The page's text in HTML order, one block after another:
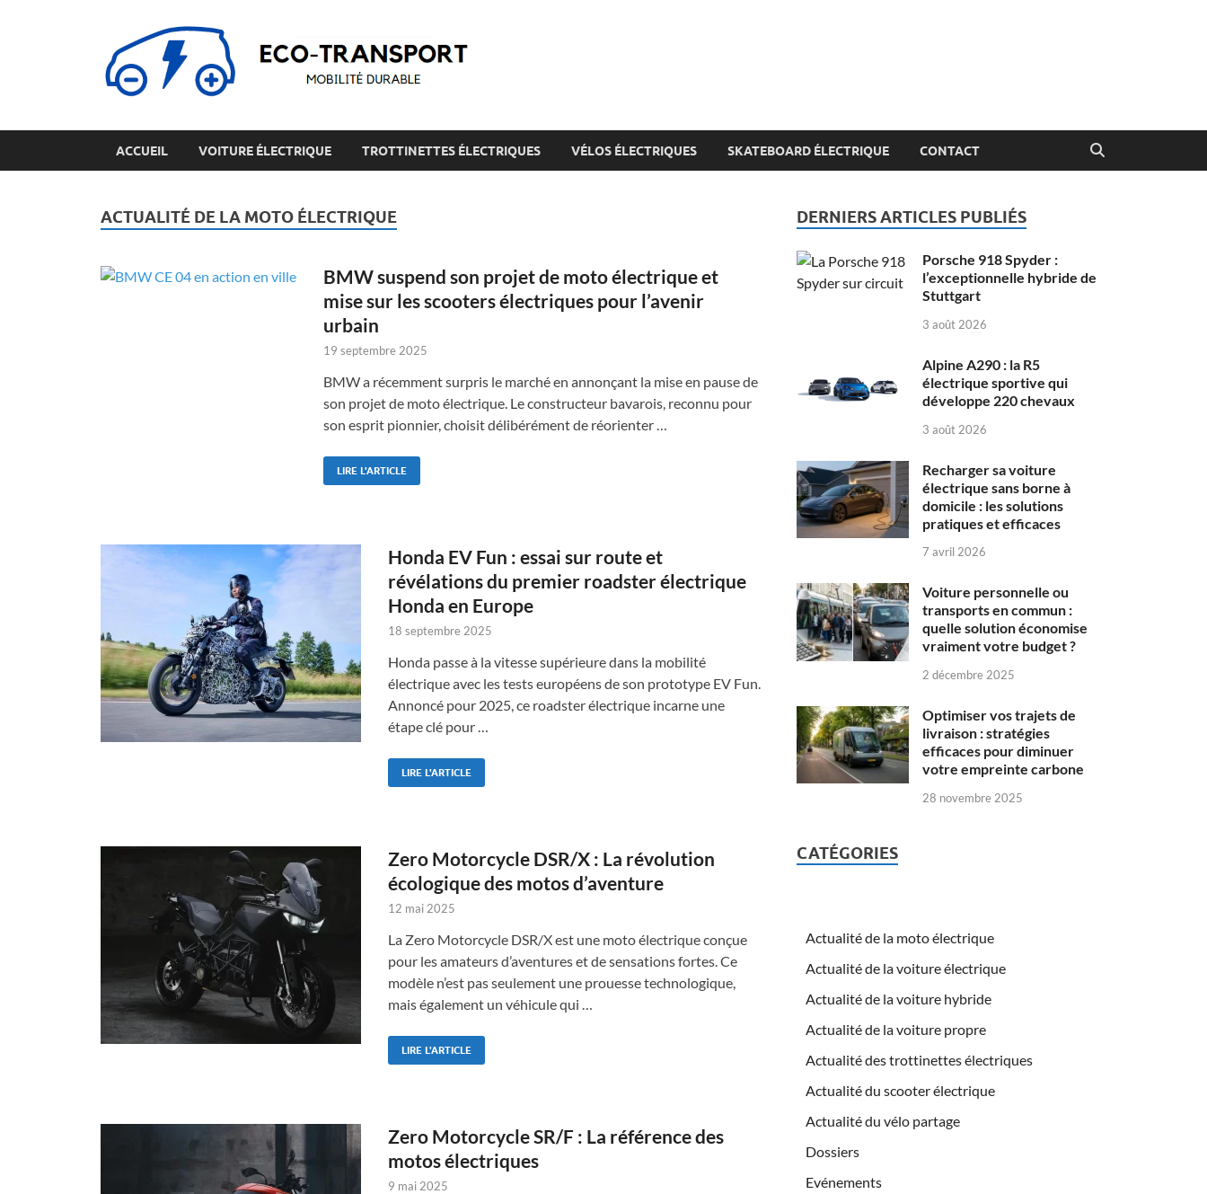
ACCUEIL VOITURE ÉLECTRIQUE TROTTINETTES ÉLECTRIQUES VÉLOS ÉLECTRIQUES SKATEBOARD ÉLECTRIQUE CONTACT
ACTUALITÉ DE LA MOTO ÉLECTRIQUE
BMW suspend son projet de moto électrique et
mise sur les scooters électriques pour l’avenir
urbain
19 septembre 2025
BMW a récemment surpris le marché en annonçant la mise en pause de
son projet de moto électrique. Le constructeur bavarois, reconnu pour
son esprit pionnier, choisit délibérément de réorienter …
LIRE L'ARTICLE
Honda EV Fun : essai sur route et
révélations du premier roadster électrique
Honda en Europe
18 septembre 2025
Honda passe à la vitesse supérieure dans la mobilité
électrique avec les tests européens de son prototype EV Fun.
Annoncé pour 2025, ce roadster électrique incarne une
étape clé pour …
LIRE L'ARTICLE
Zero Motorcycle DSR/X : La révolution
écologique des motos d’aventure
12 mai 2025
La Zero Motorcycle DSR/X est une moto électrique conçue
pour les amateurs d’aventures et de sensations fortes. Ce
modèle n’est pas seulement une prouesse technologique,
mais également un véhicule qui …
LIRE L'ARTICLE
Zero Motorcycle SR/F : La référence des
motos électriques
9 mai 2025
DERNIERS ARTICLES PUBLIÉS
Porsche 918 Spyder :
l’exceptionnelle hybride de
Stuttgart
3 août 2026
Alpine A290 : la R5
électrique sportive qui
développe 220 chevaux
3 août 2026
Recharger sa voiture
électrique sans borne à
domicile : les solutions
pratiques et efficaces
7 avril 2026
Voiture personnelle ou
transports en commun :
quelle solution économise
vraiment votre budget ?
2 décembre 2025
Optimiser vos trajets de
livraison : stratégies
efficaces pour diminuer
votre empreinte carbone
28 novembre 2025
CATÉGORIES
Actualité de la moto électrique
Actualité de la voiture électrique
Actualité de la voiture hybride
Actualité de la voiture propre
Actualité des trottinettes électriques
Actualité du scooter électrique
Actualité du vélo partage
Dossiers
Evénements